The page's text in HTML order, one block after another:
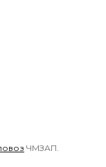
ЧМЗАП.